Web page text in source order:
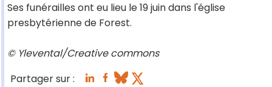
Ses funérailles ont eu lieu le 19 juin dans l'église
presbytérienne de Forest.
© Ylevental/Creative commons
Partager sur :